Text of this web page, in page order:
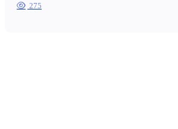
275